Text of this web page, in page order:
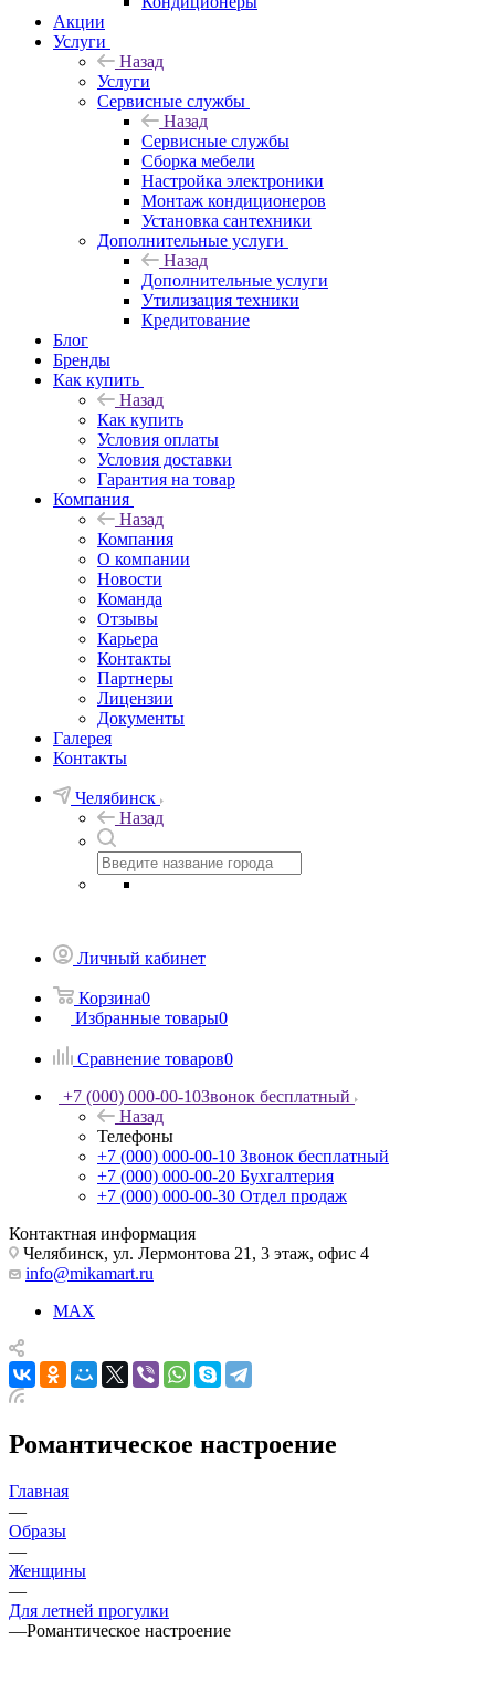
Акции
Услуги
Назад
Услуги
Сервисные службы
Назад
Сервисные службы
Сборка мебели
Настройка электроники
Монтаж кондиционеров
Установка сантехники
Дополнительные услуги
Назад
Дополнительные услуги
Утилизация техники
Кредитование
Блог
Бренды
Как купить
Назад
Как купить
Условия оплаты
Условия доставки
Гарантия на товар
Компания
Назад
Компания
О компании
Новости
Команда
Отзывы
Карьера
Контакты
Партнеры
Лицензии
Документы
Галерея
Контакты
Челябинск
Назад
Личный кабинет
Корзина0
Избранные товары0
Сравнение товаров0
+7 (000) 000-00-10Звонок бесплатный
Назад
Телефоны
+7 (000) 000-00-10 Звонок бесплатный
+7 (000) 000-00-20 Бухгалтерия
+7 (000) 000-00-30 Отдел продаж
Контактная информация
Челябинск, ул. Лермонтова 21, 3 этаж, офис 4
info@mikamart.ru
MAX
Романтическое настроение
Главная
—
Образы
—
Женщины
—
Для летней прогулки
—Романтическое настроение